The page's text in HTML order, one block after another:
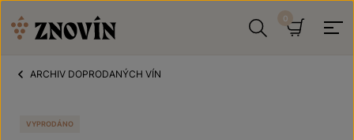
ARCHIV DOPRODANÝCH VÍN
VYPRODÁNO